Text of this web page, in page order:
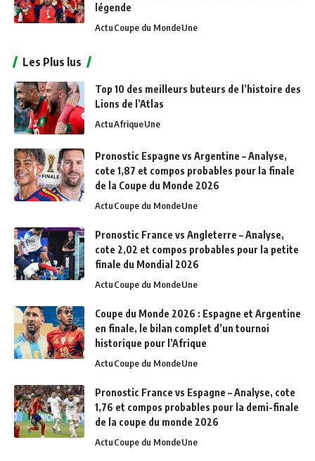
légende
ActuCoupe du MondeUne
Les Plus lus
Top 10 des meilleurs buteurs de l’histoire des
Lions de l’Atlas
ActuAfriqueUne
Pronostic Espagne vs Argentine – Analyse,
cote 1,87 et compos probables pour la finale
de la Coupe du Monde 2026
ActuCoupe du MondeUne
Pronostic France vs Angleterre – Analyse,
cote 2,02 et compos probables pour la petite
finale du Mondial 2026
ActuCoupe du MondeUne
Coupe du Monde 2026 : Espagne et Argentine
en finale, le bilan complet d’un tournoi
historique pour l’Afrique
ActuCoupe du MondeUne
Pronostic France vs Espagne – Analyse, cote
1,76 et compos probables pour la demi-finale
de la coupe du monde 2026
ActuCoupe du MondeUne